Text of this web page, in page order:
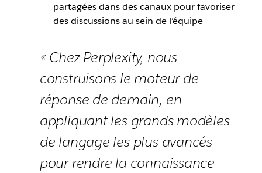
partagées dans des canaux pour favoriser
des discussions au sein de l’équipe
« Chez Perplexity, nous
construisons le moteur de
réponse de demain, en
appliquant les grands modèles
de langage les plus avancés
pour rendre la connaissance